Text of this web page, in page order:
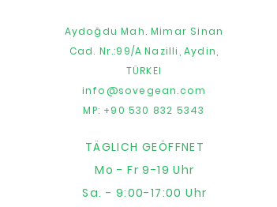
Aydoğdu Mah. Mimar Sinan
Cad. Nr.:99/A Nazilli, Aydin,
TÜRKEI
info@sovegean.com
MP: +90 530 832 5343
TÄGLICH GEÖFFNET
Mo - Fr 9-19 Uhr
Sa. - 9:00-17:00 Uhr